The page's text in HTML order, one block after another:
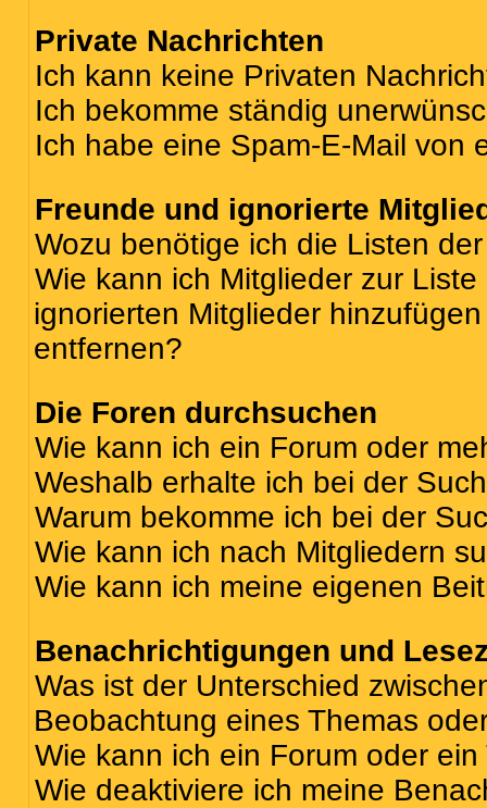
Private Nachrichten
Ich kann keine Privaten
Ich bekomme ständig
Ich habe eine Spam-E-Mail von
Freunde und ignorierte
Wozu benötige ich die Listen
Wie kann ich Mitglieder zur
ignorierten Mitglieder
entfernen?
Die Foren durchsuchen
Wie kann ich ein Forum oder
Weshalb erhalte ich bei der
Warum bekomme ich bei der
Wie kann ich nach Mitgliedern
Wie kann ich meine eigenen
Benachrichtigungen und
Was ist der Unterschied
Beobachtung eines Themas
Wie kann ich ein Forum oder
Wie deaktiviere ich meine